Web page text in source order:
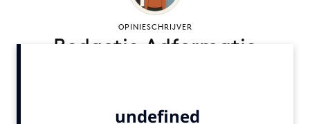
OPINIESCHRIJVER
Redactie Adformatie